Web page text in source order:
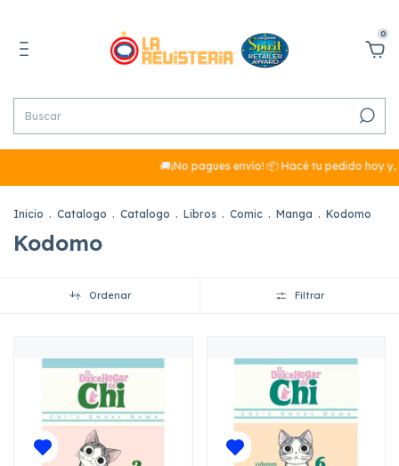
0
🚚¡No pagues envío! 📦 Hacé tu pedido hoy
Inicio . Catalogo . Catalogo . Libros . Comic . Manga . Kodomo
Kodomo
Ordenar Filtrar